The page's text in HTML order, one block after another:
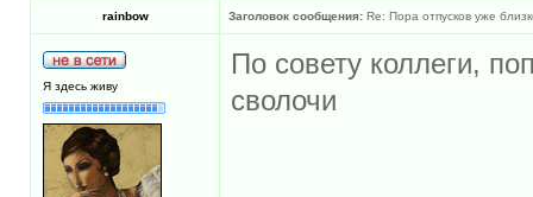
rainbow Заголовок сообщения: Re: Пора отпусков уже
Я здесь живу
По совету коллеги,
сволочи